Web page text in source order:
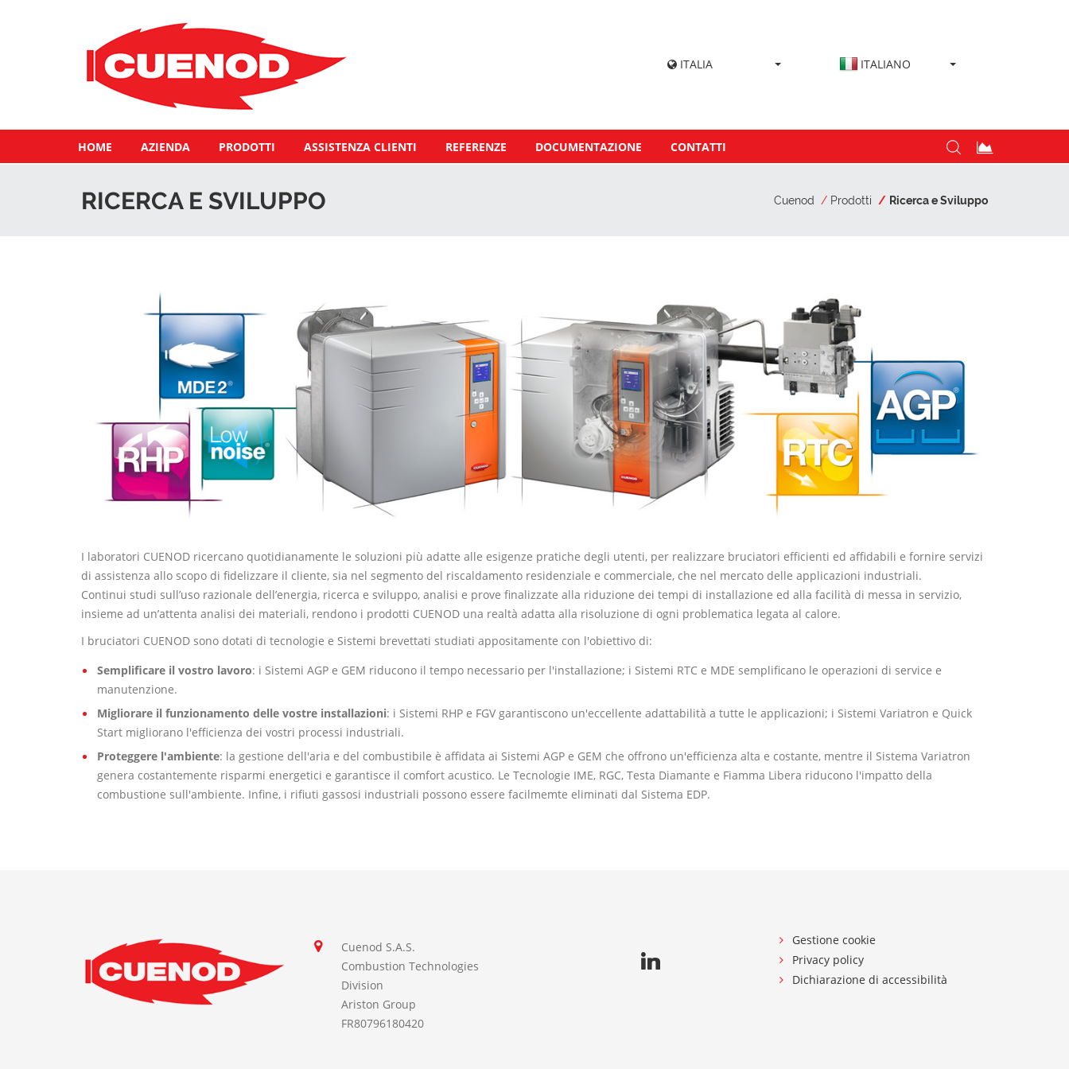
ITALIA ITALIANO
HOME AZIENDA PRODOTTI ASSISTENZA CLIENTI REFERENZE DOCUMENTAZIONE CONTATTI
RICERCA E SVILUPPO Cuenod Prodotti Ricerca e Sviluppo
I laboratori CUENOD ricercano quotidianamente le soluzioni più adatte alle esigenze pratiche degli utenti, per realizzare bruciatori efficienti ed affidabili e fornire servizi
di assistenza allo scopo di fidelizzare il cliente, sia nel segmento del riscaldamento residenziale e commerciale, che nel mercato delle applicazioni industriali.
Continui studi sull’uso razionale dell’energia, ricerca e sviluppo, analisi e prove finalizzate alla riduzione dei tempi di installazione ed alla facilità di messa in servizio,
insieme ad un’attenta analisi dei materiali, rendono i prodotti CUENOD una realtà adatta alla risoluzione di ogni problematica legata al calore.
I bruciatori CUENOD sono dotati di tecnologie e Sistemi brevettati studiati appositamente con l'obiettivo di:
Semplificare il vostro lavoro: i Sistemi AGP e GEM riducono il tempo necessario per l'installazione; i Sistemi RTC e MDE semplificano le operazioni di service e
manutenzione.
Migliorare il funzionamento delle vostre installazioni: i Sistemi RHP e FGV garantiscono un'eccellente adattabilità a tutte le applicazioni; i Sistemi Variatron e Quick
Start migliorano l'efficienza dei vostri processi industriali.
Proteggere l'ambiente: la gestione dell'aria e del combustibile è affidata ai Sistemi AGP e GEM che offrono un'efficienza alta e costante, mentre il Sistema Variatron
genera costantemente risparmi energetici e garantisce il comfort acustico. Le Tecnologie IME, RGC, Testa Diamante e Fiamma Libera riducono l'impatto della
combustione sull'ambiente. Infine, i rifiuti gassosi industriali possono essere facilmemte eliminati dal Sistema EDP.
Cuenod S.A.S.
Combustion Technologies
Division
Ariston Group
FR80796180420
Gestione cookie
Privacy policy
Dichiarazione di accessibilità